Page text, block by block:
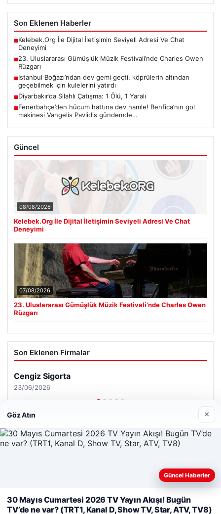
Son Eklenen Haberler
■Kelebek.Org İle Dijital İletişimin Seviyeli Adresi Ve Chat
Deneyimi
■23. Uluslararası Gümüşlük Müzik Festivali’nde Charles Owen
Rüzgarı
■İstanbul Boğazı’ndan dev gemi geçti, köprülerin altından
geçebilmek için kulelerini yatırdı
■Diyarbakır’da Silahlı Çatışma: 1 Ölü, 1 Yaralı
■Fenerbahçe’den hücum hattına dev hamle! Benfica’nın gol
makinesi Vangelis Pavlidis gündemde…
Güncel
08/08/2026
Kelebek.Org İle Dijital İletişimin Seviyeli Adresi Ve Chat
Deneyimi
07/08/2026
23. Uluslararası Gümüşlük Müzik Festivali’nde Charles Owen
Rüzgarı
Son Eklenen Firmalar
Web sitemizi nasıl kullandığınızı daha iyi anlayabilmek,
kullanıyoruz.
Çerez Politikamız
Reddet Kabul Et
Göz Atın ×
Güncel Haberler
30 Mayıs Cumartesi 2026 TV Yayın Akışı! Bugün
TV’de ne var? (TRT1, Kanal D, Show TV, Star, ATV, TV8)